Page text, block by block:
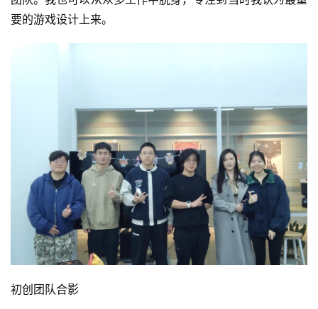
海
要的游戏设计上来。
初创团队合影